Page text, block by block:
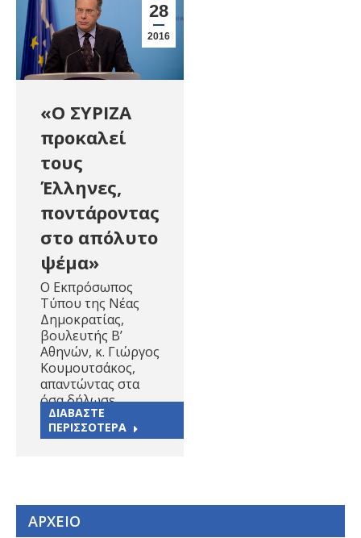
28
2016
«Ο ΣΥΡΙΖΑ
προκαλεί
τους
Έλληνες,
ποντάροντας
στο απόλυτο
ψέμα»
Ο Εκπρόσωπος
Τύπου της Νέας
Δημοκρατίας,
βουλευτής Β’
Αθηνών, κ. Γιώργος
Κουμουτσάκος,
απαντώντας στα
όσα δήλωσε…
ΔΙΑΒΑΣΤΕ
ΠΕΡΙΣΣΟΤΕΡΑ
ΑΡΧΕΙΟ